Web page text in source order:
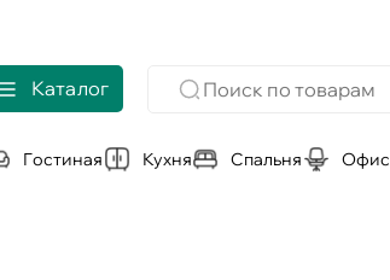
Каталог
Гостиная Кухня Спальня Офис